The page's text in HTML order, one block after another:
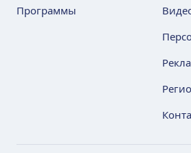
Программы